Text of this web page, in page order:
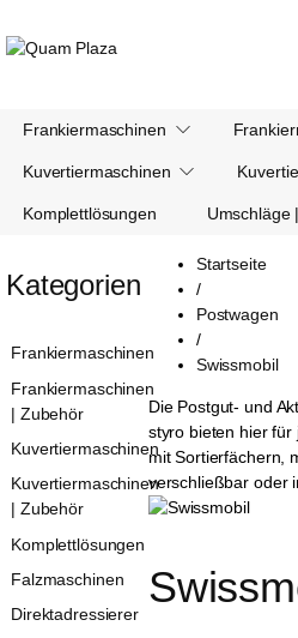
Frankiermaschinen
Kuvertiermaschinen
Komplettlösungen Umschläge
Startseite
/
Postwagen
/
Swissmobil
Die Postgut- und
styro bieten hier für
mit Sortierfächern,
verschließbar oder
Kategorien
Frankiermaschinen
Frankiermaschinen
| Zubehör
Kuvertiermaschinen
Kuvertiermaschinen
| Zubehör
Komplettlösungen
Falzmaschinen
Direktadressierer